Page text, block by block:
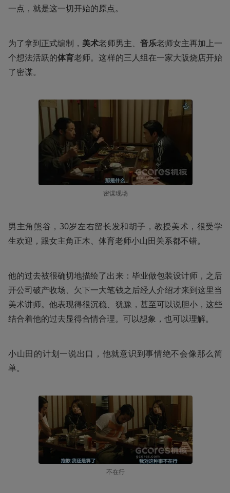
一点，就是这一切开始的原点。
为了拿到正式编制， 美术老师男主、 音乐老师女主再加上一
个想法活跃的体育老师。这样的三人组在一家大阪烧店开始
了密谋。
密谋现场
男主角熊谷，30岁左右留长发和胡子，教授美术，很受学
生欢迎，跟女主角正木、体育老师小山田关系都不错。
他的过去被很确切地描绘了出来：毕业做包装设计师，之后
开公司破产收场、欠下一大笔钱之后经人介绍才来到这里当
美术讲师。他表现得很沉稳、犹豫，甚至可以说胆小，这些
结合着他的过去显得合情合理。可以想象，也可以理解。
小山田的计划一说出口，他就意识到事情绝不会像那么简
单。
不在行